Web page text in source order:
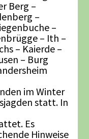
Berg –
–
–
– Ith –
– Kaierde –
– Burg
im Winter
statt. In
Es
Hinweise